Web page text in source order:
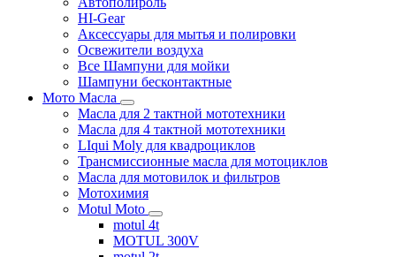
HI-Gear
Аксессуары для мытья и полировки
Освежители воздуха
Все Шампуни для мойки
Шампуни бесконтактные
Мото Масла
Масла для 2 тактной мототехники
Масла для 4 тактной мототехники
LIqui Moly для квадроциклов
Трансмиссионные масла для мотоциклов
Масла для мотовилок и фильтров
Мотохимия
Motul Moto
motul 4t
MOTUL 300V